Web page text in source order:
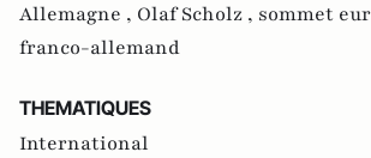
Allemagne , Olaf Scholz , sommet
franco-allemand
THEMATIQUES
International